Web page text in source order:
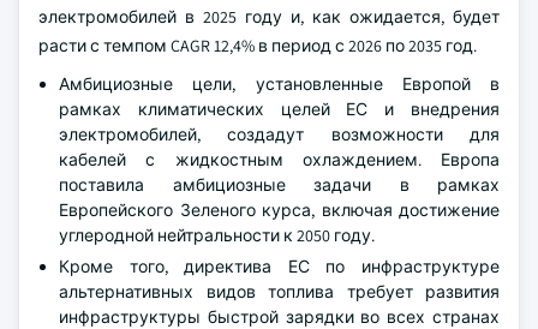
электромобилей в 2025 году и, как ожидается, будет
расти с темпом CAGR 12,4% в период с 2026 по 2035 год.
Амбициозные цели, установленные Европой в
рамках климатических целей ЕС и внедрения
электромобилей, создадут возможности для
кабелей с жидкостным охлаждением. Европа
поставила амбициозные задачи в рамках
Европейского Зеленого курса, включая достижение
углеродной нейтральности к 2050 году.
Кроме того, директива ЕС по инфраструктуре
альтернативных видов топлива требует развития
инфраструктуры быстрой зарядки во всех странах